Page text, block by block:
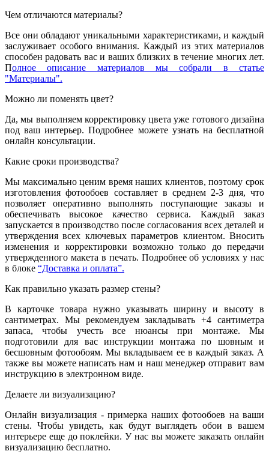
Чем отличаются материалы?
Все они обладают уникальными характеристиками, и каждый
заслуживает особого внимания. Каждый из этих материалов
способен радовать вас и ваших близких в течение многих лет.
Полное описание материалов мы собрали в статье
"Материалы".
Можно ли поменять цвет?
Да, мы выполняем корректировку цвета уже готового дизайна
под ваш интерьер. Подробнее можете узнать на бесплатной
онлайн консультации.
Какие сроки производства?
Мы максимально ценим время наших клиентов, поэтому срок
изготовления фотообоев составляет в среднем 2-3 дня, что
позволяет оперативно выполнять поступающие заказы и
обеспечивать высокое качество сервиса. Каждый заказ
запускается в производство после согласования всех деталей и
утверждения всех ключевых параметров клиентом. Вносить
изменения и корректировки возможно только до передачи
утвержденного макета в печать. Подробнее об условиях у нас
в блоке “Доставка и оплата”.
Как правильно указать размер стены?
В карточке товара нужно указывать ширину и высоту в
сантиметрах. Мы рекомендуем закладывать +4 сантиметра
запаса, чтобы учесть все нюансы при монтаже. Мы
подготовили для вас инструкции монтажа по шовным и
бесшовным фотообоям. Мы вкладываем ее в каждый заказ. А
также вы можете написать нам и наш менеджер отправит вам
инструкцию в электронном виде.
Делаете ли визуализацию?
Онлайн визуализация - примерка наших фотообоев на ваши
стены. Чтобы увидеть, как будут выглядеть обои в вашем
интерьере еще до поклейки. У нас вы можете заказать онлайн
визуализацию бесплатно.